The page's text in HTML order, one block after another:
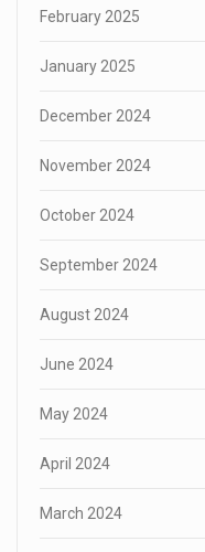
February 2025
January 2025
December 2024
November 2024
October 2024
September 2024
August 2024
June 2024
May 2024
April 2024
March 2024